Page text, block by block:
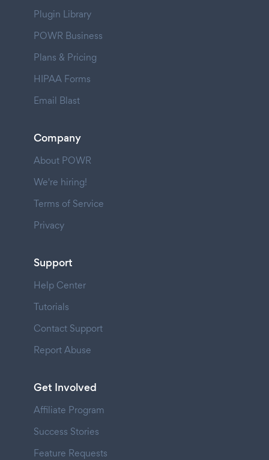
Plugin Library
POWR Business
Plans & Pricing
HIPAA Forms
Email Blast
Company
About POWR
We're hiring!
Terms of Service
Privacy
Support
Help Center
Tutorials
Contact Support
Report Abuse
Get Involved
Affiliate Program
Success Stories
Feature Requests